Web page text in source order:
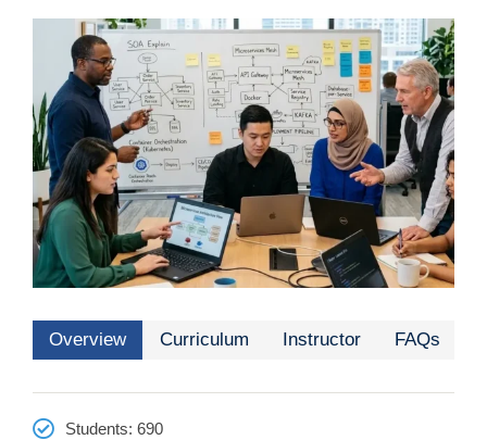
Overview Curriculum Instructor FAQs
Students: 690